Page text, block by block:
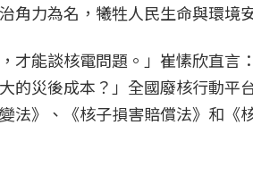
角力為名，犧牲人民生命與環境
才能談核電問題。」崔愫欣直言
的災後成本？」全國廢核行動平
法》、《核子損害賠償法》和《